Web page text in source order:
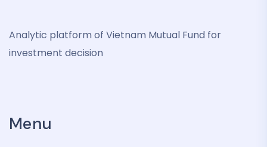
Analytic platform of Vietnam Mutual Fund for
investment decision
Menu